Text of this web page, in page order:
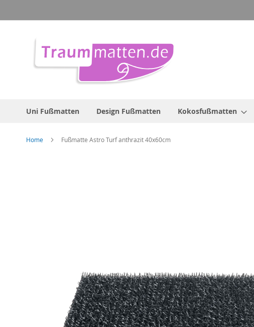
zum
Uni Fußmatten Design Fußmatten Kokosfußmatten
Home Fußmatte Astro Turf anthrazit 40x60cm